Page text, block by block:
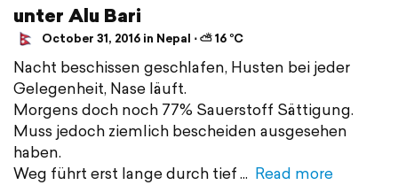
unter Alu Bari
October 31, 2016 in Nepal ⋅ ⛅ 16 °C
Nacht beschissen geschlafen, Husten bei jeder
Gelegenheit, Nase läuft.
Morgens doch noch 77% Sauerstoff Sättigung.
Muss jedoch ziemlich bescheiden ausgesehen
haben.
Weg führt erst lange durch tief
Read more